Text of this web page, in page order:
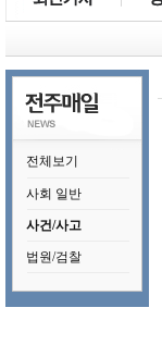
전체보기
사회 일반
사건/사고
법원/검찰